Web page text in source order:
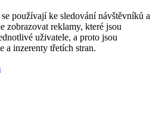
používají ke sledování návštěvníků a
zobrazovat reklamy, které jsou
uživatele, a proto jsou
a inzerenty třetích stran.